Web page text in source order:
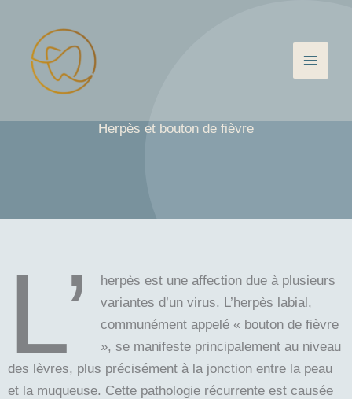
contenu
Herpès et bouton de fièvre
L’
herpès est une affection due à plusieurs
variantes d’un virus. L’herpès labial,
communément appelé « bouton de fièvre
», se manifeste principalement au niveau
des lèvres, plus précisément à la jonction entre la peau
et la muqueuse. Cette pathologie récurrente est causée